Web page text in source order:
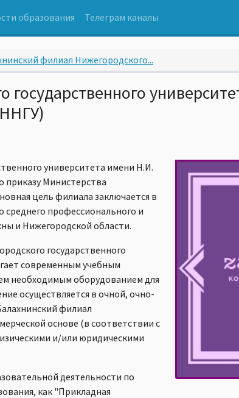
образования Телеграм каналы
филиал Нижегородского...
университета имени Н.И.
приказу Министерства
цель филиала заключается в
среднего профессионального и
и Нижегородской области.
государственного
современным учебным
необходимым оборудованием для
осуществляется в очной, очно-
филиал
основе (в соответствии с
и/или юридическими
деятельности по
как "Прикладная